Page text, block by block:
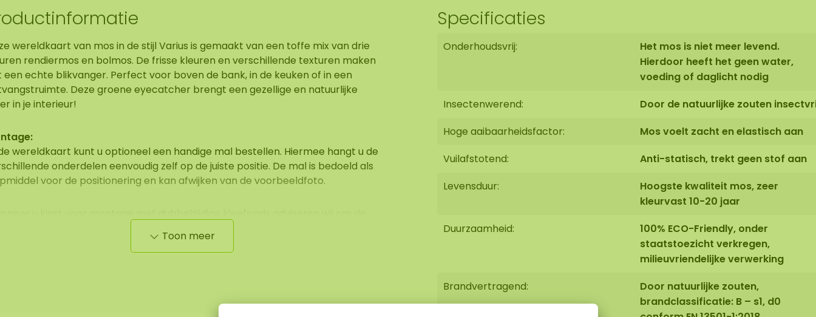
wereldkaart van mos in de stijl Varius is gemaakt van een toffe mix van drie
rendiermos en bolmos. De frisse kleuren en verschillende texturen maken
een echte blikvanger. Perfect voor boven de bank, in de keuken of in een
Deze groene eyecatcher brengt een gezellige en natuurlijke
in je interieur!
wereldkaart kunt u optioneel een handige mal bestellen. Hiermee hangt u de
onderdelen eenvoudig zelf op de juiste positie. De mal is bedoeld als
voor de positionering en kan afwijken van de voorbeeldfoto.
niet garant voor de kleefkracht, hechting en het draaggewicht van de
kleefpads, aangezien dit afhankelijk is van de ondergrond, verwerking en
Toon meer
Specificaties
Onderhoudsvrij:
Het mos is niet meer levend.
Hierdoor heeft het geen water,
voeding of daglicht nodig
Insectenwerend:
Door de natuurlijke zouten
Hoge aaibaarheidsfactor:
Mos voelt zacht en elastisch aan
Vuilafstotend:
Anti-statisch, trekt geen stof aan
Levensduur:
Hoogste kwaliteit mos, zeer
kleurvast 10-20 jaar
Duurzaamheid:
100% ECO-Friendly, onder
staatstoezicht verkregen,
milieuvriendelijke verwerking
Brandvertragend:
Door natuurlijke zouten,
brandclassificatie: B – s1, d0